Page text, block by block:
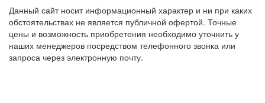
Данный сайт носит информационный характер и ни при каких
обстоятельствах не является публичной офертой. Точные
цены и возможность приобретения необходимо уточнить у
наших менеджеров посредством телефонного звонка или
запроса через электронную почту.